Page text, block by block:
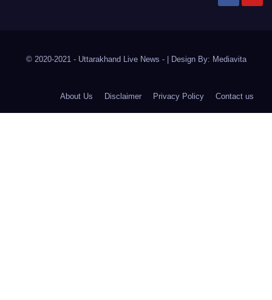
© 2020-2021 - Uttarakhand Live News - Design By: Mediavita
About Us Disclaimer Privacy Policy Contact us